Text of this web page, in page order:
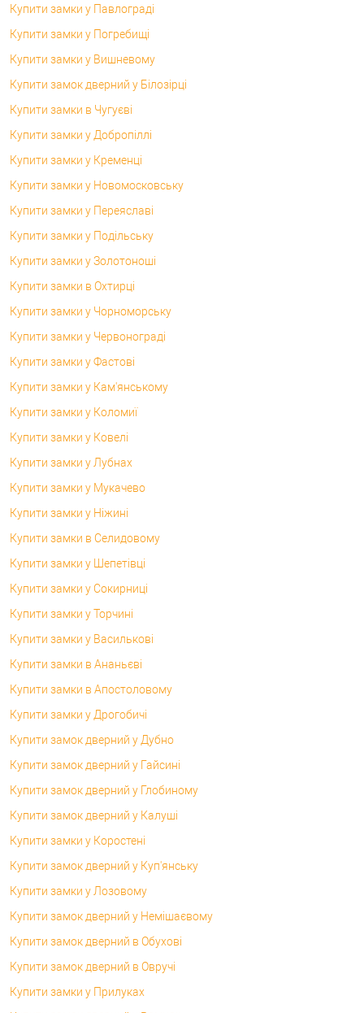
Купити замки у Павлограді
Купити замки у Погребищі
Купити замки у Вишневому
Купити замок дверний у Білозірці
Купити замки в Чугуєві
Купити замки у Добропіллі
Купити замки у Кременці
Купити замки у Новомосковську
Купити замки у Переяславі
Купити замки у Подільську
Купити замки у Золотоноші
Купити замки в Охтирці
Купити замки у Чорноморську
Купити замки у Червонограді
Купити замки у Фастові
Купити замки у Кам'янському
Купити замки у Коломиї
Купити замки у Ковелі
Купити замки у Лубнах
Купити замки у Мукачево
Купити замки у Ніжині
Купити замки в Селидовому
Купити замки у Шепетівці
Купити замки у Сокирниці
Купити замки у Торчині
Купити замки у Василькові
Купити замки в Ананьєві
Купити замки в Апостоловому
Купити замки у Дрогобичі
Купити замок дверний у Дубно
Купити замок дверний у Гайсині
Купити замок дверний у Глобиному
Купити замок дверний у Калуші
Купити замки у Коростені
Купити замок дверний у Куп'янську
Купити замки у Лозовому
Купити замок дверний у Немішаєвому
Купити замок дверний в Обухові
Купити замок дверний в Овручі
Купити замки у Прилуках